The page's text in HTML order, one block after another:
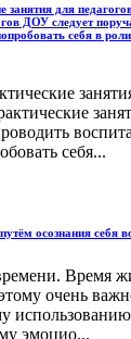
занятия для
ДОУ следует
себя в
себя...
осознания себя
Время
очень
эмоцио...